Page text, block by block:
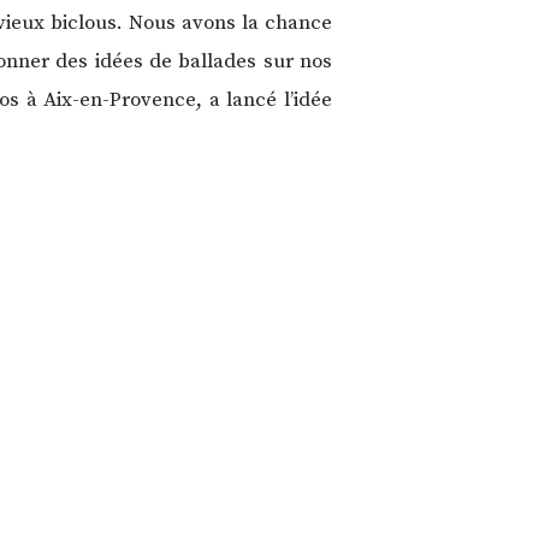
biclous. Nous avons la chance
des idées de ballades sur nos
à Aix-en-Provence, a lancé l’idée